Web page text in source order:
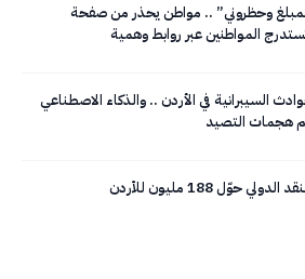
وحظروني” .. مواطن يحذر من صفحة
المواطنين عبر روابط وهمية
السيبرانية في الأردن .. والذكاء الاصطناعي
هجمات التصيد
حوّل 188 مليون للأردن